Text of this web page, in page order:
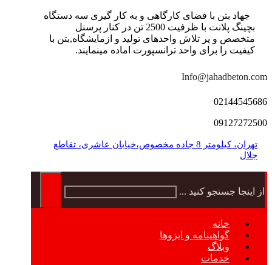
جهاد بتن با فضای کارگاهی و به کار گیری سه دستگاه
بچینگ پلانت با ظرفیت 2500 تن در کنار پرسنل
متخصص و پر تلاش واحدهای تولید و ازمایشگاه,بتن با
کیفیت را برای واحد ترانسپورت اماده مینمایند.
Info@jahadbeton.com
02144545686
09127272500
تهران، کیلومتر 8 جاده مخصوص،خیابان عاشری، تقاطع
جلال
از اینجا جستجو کنید ...
خانه
گواهینامه و ایزوها
وبلاگ
خدمات